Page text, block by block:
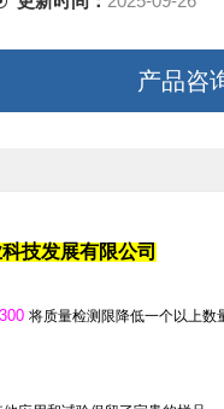
产品咨
技发展有限公司
将质量检测限降低一个以上